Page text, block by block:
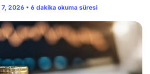
2026 • 6 dakika okuma süresi